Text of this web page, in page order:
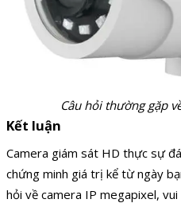
Câu hỏi thường gặp
Kết luận
Camera giám sát HD thực sự
chứng minh giá trị kể từ ngày
hỏi về camera IP megapixel,